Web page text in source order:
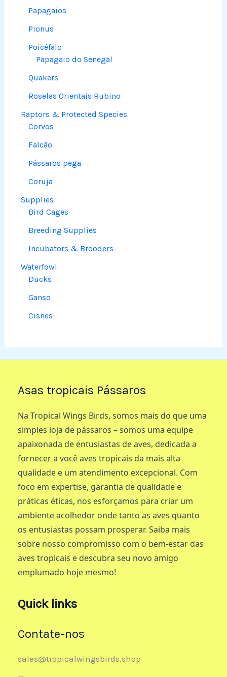
Papagaios
Pionus
Poicéfalo
Papagaio do Senegal
Quakers
Roselas Orientais Rubino
Raptors & Protected Species
Corvos
Falcão
Pássaros pega
Coruja
Supplies
Bird Cages
Breeding Supplies
Incubators & Brooders
Waterfowl
Ducks
Ganso
Cisnes
Asas tropicais Pássaros
Na Tropical Wings Birds, somos mais do que uma
simples loja de pássaros – somos uma equipe
apaixonada de entusiastas de aves, dedicada a
fornecer a você aves tropicais da mais alta
qualidade e um atendimento excepcional. Com
foco em expertise, garantia de qualidade e
práticas éticas, nos esforçamos para criar um
ambiente acolhedor onde tanto as aves quanto
os entusiastas possam prosperar. Saiba mais
sobre nosso compromisso com o bem-estar das
aves tropicais e descubra seu novo amigo
emplumado hoje mesmo!
Quick links
Contate-nos
sales@tropicalwingsbirds.shop